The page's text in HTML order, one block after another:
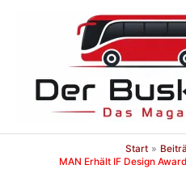
Start
MAN Erhält IF Design